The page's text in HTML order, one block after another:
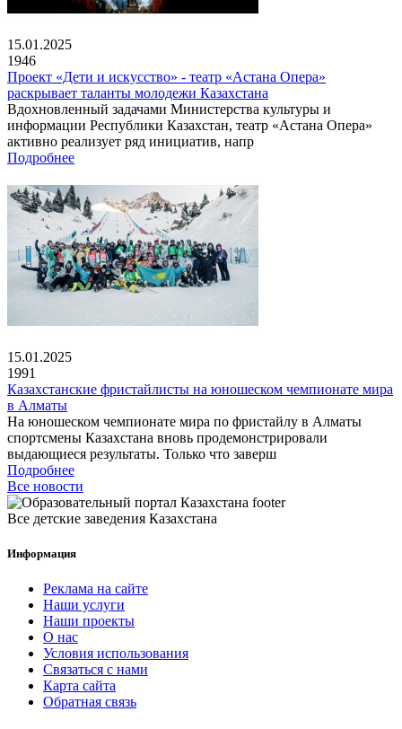
15.01.2025
1946
Проект «Дети и искусство» - театр «Астана Опера»
раскрывает таланты молодежи Казахстана
Вдохновленный задачами Министерства культуры и
информации Республики Казахстан, театр «Астана Опера»
активно реализует ряд инициатив, напр
Подробнее
15.01.2025
1991
Казахстанские фристайлисты на юношеском чемпионате мира
в Алматы
На юношеском чемпионате мира по фристайлу в Алматы
спортсмены Казахстана вновь продемонстрировали
выдающиеся результаты. Только что заверш
Подробнее
Все новости
Все детские заведения Казахстана
Информация
Реклама на сайте
Наши услуги
Наши проекты
О нас
Условия использования
Связаться с нами
Карта сайта
Обратная связь